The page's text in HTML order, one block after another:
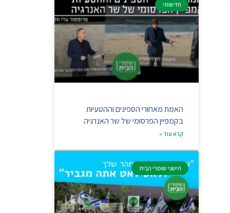
חדשותי
האמת מאחורי הספינים וההטעיות
בקמפיין הפרסומי של שר האנרגיה
קרא עוד »
הישגי שומרי הבית